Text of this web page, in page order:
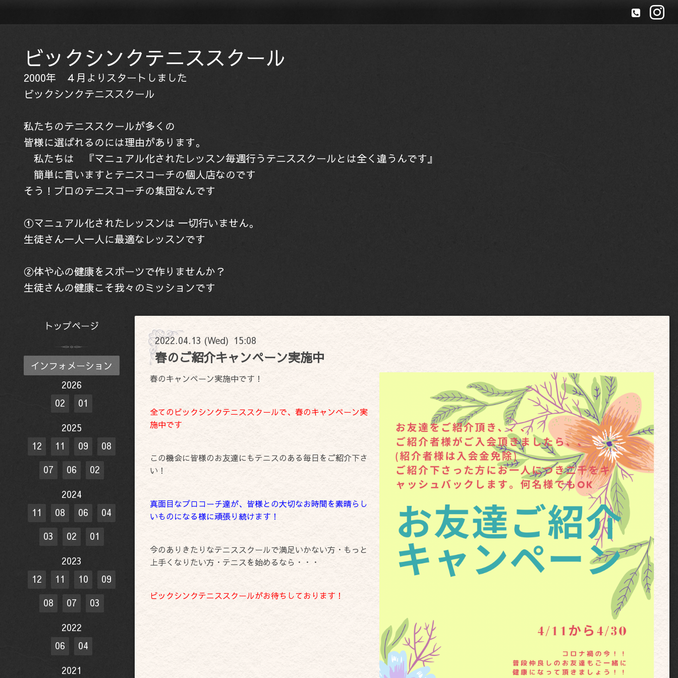
ビックシンクテニススクール
2000年 ４月よりスタートしました
ビックシンクテニススクール
私たちのテニススクールが多くの
皆様に選ばれるのには理由があります。
私たちは 『マニュアル化されたレッスン毎週行うテニススクールとは全く違うんです』
簡単に言いますとテニスコーチの個人店なのです
そう！プロのテニスコーチの集団なんです
①マニュアル化されたレッスンは 一切行いません。
生徒さん一人一人に最適なレッスンです
②体や心の健康をスポーツで作りませんか？
生徒さんの健康こそ我々のミッションです
2022.04.13 (Wed) 15:08
春のご紹介キャンペーン実施中
春のキャンペーン実施中です！
全てのビックシンクテニススクールで、春のキャンペーン実
施中です
この機会に皆様のお友達にもテニスのある毎日をご紹介下さ
い！
真面目なプロコーチ達が、皆様との大切なお時間を素晴らし
いものになる様に頑張り続けます！
今のありきたりなテニススクールで満足いかない方・もっと
上手くなりたい方・テニスを始めるなら・・・
ビックシンクテニススクールがお待ちしております！
トップページ
インフォメーション
2026
02
01
2025
12
11 09
08
07
06
02
2024
11
08 06
04
03
02
01
2023
12
11 10
09
08
07
03
2022
06
04
2021